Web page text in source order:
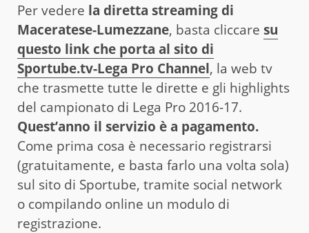
Per vedere la diretta streaming di
Maceratese-Lumezzane, basta cliccare su
questo link che porta al sito di
Sportube.tv-Lega Pro Channel, la web tv
che trasmette tutte le dirette e gli highlights
del campionato di Lega Pro 2016-17.
Quest’anno il servizio è a pagamento.
Come prima cosa è necessario registrarsi
(gratuitamente, e basta farlo una volta sola)
sul sito di Sportube, tramite social network
o compilando online un modulo di
registrazione.